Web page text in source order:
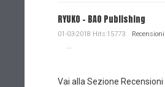
RYUKO - BAO Publishing
01-03-2018 Hits:15773 Recensioni
...
Vai alla Sezione Recensioni